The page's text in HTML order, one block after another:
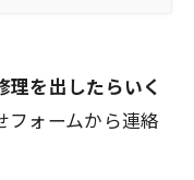
理を出したらいく
フォームから連絡